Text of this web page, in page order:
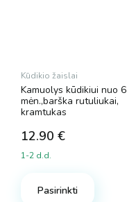
Kūdikio žaislai
Kamuolys kūdikiui nuo 6
mėn.,barška rutuliukai,
kramtukas
12.90 €
1-2 d.d.
Pasirinkti